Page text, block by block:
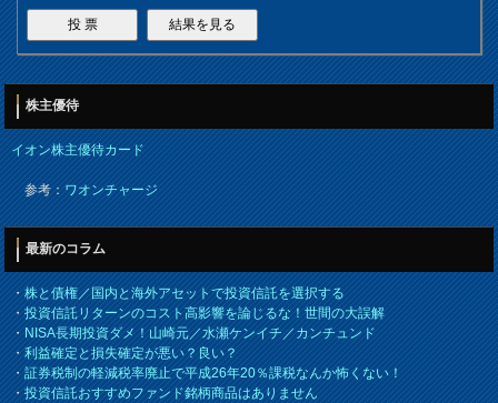
株主優待
イオン株主優待カード
参考：ワオンチャージ
最新のコラム
・株と債権／国内と海外アセットで投資信託を選択する
・投資信託リターンのコスト高影響を論じるな！世間の大誤解
・NISA長期投資ダメ！山崎元／水瀬ケンイチ／カンチュンド
・利益確定と損失確定が悪い？良い？
・証券税制の軽減税率廃止で平成26年20％課税なんか怖くない！
・投資信託おすすめファンド銘柄商品はありません